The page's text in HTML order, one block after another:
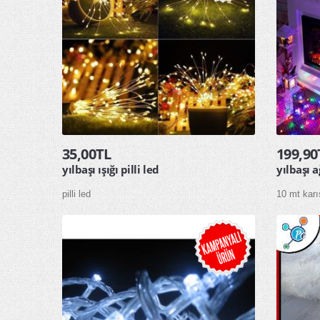
35,00TL
yılbaşı ışığı pilli led
pilli led
yılbaşı
10 mt